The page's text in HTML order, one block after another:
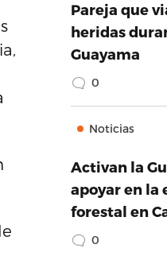
Pareja que
heridas
Guayama
0
Noticias
Activan la
apoyar en la
forestal en
0